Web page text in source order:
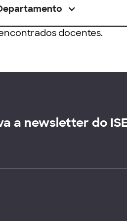
docentes.
a newsletter do